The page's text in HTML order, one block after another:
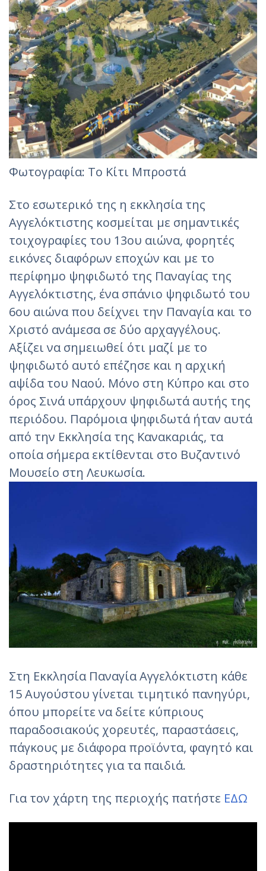
Φωτογραφία: Το Κίτι Μπροστά
Στο εσωτερικό της η εκκλησία της
Αγγελόκτιστης κοσμείται με σημαντικές
τοιχογραφίες του 13ου αιώνα, φορητές
εικόνες διαφόρων εποχών και με το
περίφημο ψηφιδωτό της Παναγίας της
Αγγελόκτιστης, ένα σπάνιο ψηφιδωτό του
6ου αιώνα που δείχνει την Παναγία και το
Χριστό ανάμεσα σε δύο αρχαγγέλους.
Αξίζει να σημειωθεί ότι μαζί με το
ψηφιδωτό αυτό επέζησε και η αρχική
αψίδα του Ναού. Μόνο στη Κύπρο και στο
όρος Σινά υπάρχουν ψηφιδωτά αυτής της
περιόδου. Παρόμοια ψηφιδωτά ήταν αυτά
από την Εκκλησία της Κανακαριάς, τα
οποία σήμερα εκτίθενται στο Βυζαντινό
Μουσείο στη Λευκωσία.
Στη Εκκλησία Παναγία Αγγελόκτιστη κάθε
15 Αυγούστου γίνεται τιμητικό πανηγύρι,
όπου μπορείτε να δείτε κύπριους
παραδοσιακούς χορευτές, παραστάσεις,
πάγκους με διάφορα προϊόντα, φαγητό και
δραστηριότητες για τα παιδιά.
Για τον χάρτη της περιοχής πατήστε ΕΔΩ